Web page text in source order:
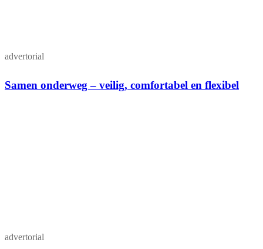
advertorial
Samen onderweg – veilig, comfortabel en flexibel
advertorial